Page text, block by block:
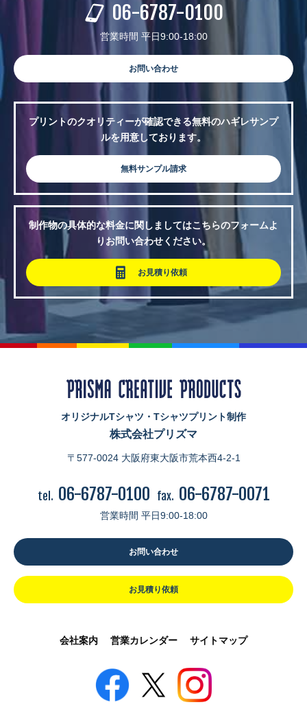
06-6787-0100
営業時間 平日9:00-18:00
お問い合わせ
プリントのクオリティーが確認できる無料のハギレサンプ
ルを用意しております。
無料サンプル請求
制作物の具体的な料金に関しましてはこちらのフォームよ
りお問い合わせください。
お見積り依頼
オリジナルTシャツ・Tシャツプリント制作
株式会社プリズマ
〒577-0024 大阪府東大阪市荒本西4-2-1
tel. 06-6787-0100 fax. 06-6787-0071
営業時間 平日9:00-18:00
お問い合わせ
お見積り依頼
会社案内 営業カレンダー サイトマップ